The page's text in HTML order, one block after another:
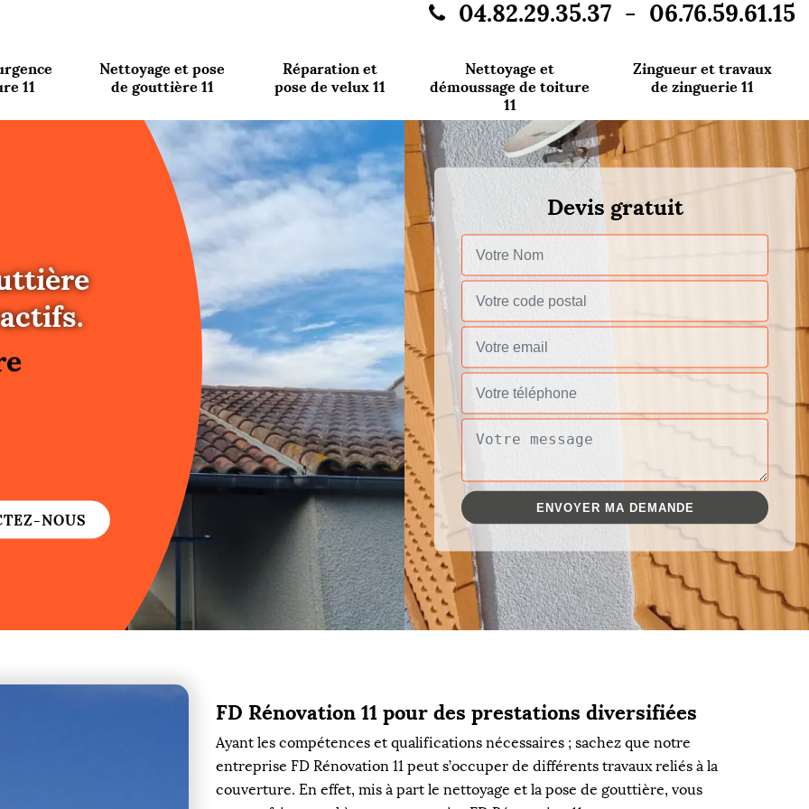
04.82.29.35.37 - 06.76.59.61.15
11
Nettoyage et pose
de gouttière 11
Réparation et
pose de velux 11
Nettoyage et
démoussage de toiture
11
Zingueur et travaux
de zinguerie 11
NOUS
Devis gratuit
FD Rénovation 11 pour des prestations diversifiées
Ayant les compétences et qualifications nécessaires ; sachez que notre
entreprise FD Rénovation 11 peut s’occuper de différents travaux reliés à la
couverture. En effet, mis à part le nettoyage et la pose de gouttière, vous